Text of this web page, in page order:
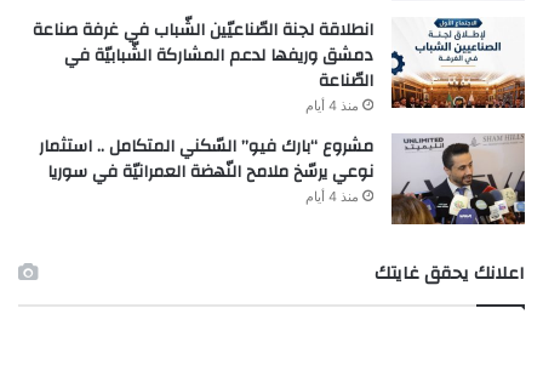
انطلاقة لجنة الصّناعيّين الشّباب في غرفة صناعة
دمشق وريفها لدعم المشاركة الشّبابيّة في
الصّناعة
منذ 4 أيام
مشروع “بارك فيو” السّكني المتكامل .. استثمار
نوعي يرسّخ ملامح النّهضة العمرانيّة في سوريا
منذ 4 أيام
اعلانك يحقق غايتك